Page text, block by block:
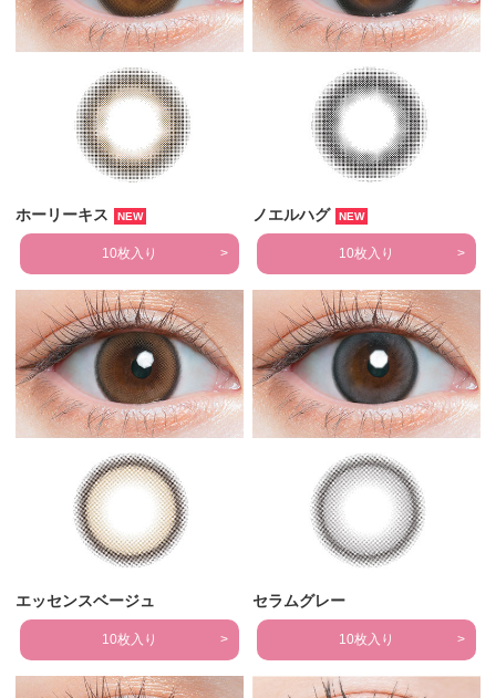
ホーリーキス NEW
10枚入り
ノエルハグ NEW
10枚入り
エッセンスベージュ
10枚入り
セラムグレー
10枚入り